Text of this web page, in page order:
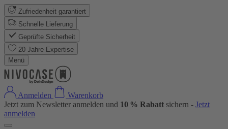
Zufriedenheit garantiert
Schnelle Lieferung
Geprüfte Sicherheit
20 Jahre Expertise
Menü
Anmelden
Warenkorb
Jetzt zum Newsletter anmelden und 10 % Rabatt sichern - Jetzt
anmelden